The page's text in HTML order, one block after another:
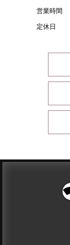
営業時間
定休日